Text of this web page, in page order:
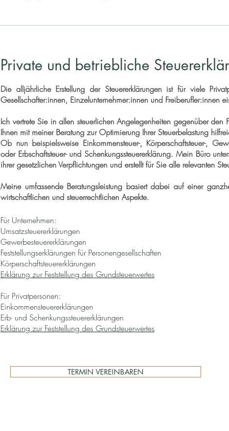
Private und betriebliche
Die alljährliche Erstellung der Steuererklärungen ist für viele
Gesellschafter:innen, Einzelunternehmer:innen und Freiberufler:innen
Ich vertrete Sie in allen steuerlichen Angelegenheiten gegenüber den
Ihnen mit meiner Beratung zur Optimierung Ihrer Steuerbelastung
Ob nun beispielsweise Einkommensteuer-, Körperschaftsteuer-,
oder Erbschaftsteuer- und Schenkungssteuererklärung. Mein Büro
ihrer gesetzlichen Verpflichtungen und erstellt für Sie alle relevanten
Meine umfassende Beratungsleistung basiert dabei auf einer
wirtschaftlichen und steuerrechtlichen Aspekte.
Für Unternehmen:
Umsatzsteuererklärung​en
Gewerbesteuererklärungen
Feststellungserklärungen für Personengesellschaften
Körperschaftsteuererklärungen
Erklärung zur Feststellung des Grundsteuerwertes
Für Privatpersonen:
Einkommensteuererklärungen​
Erb- und Schenkungssteuererklärungen
Erklärung zur Feststellung des Grundsteuerwertes
TERMIN VEREINBAREN